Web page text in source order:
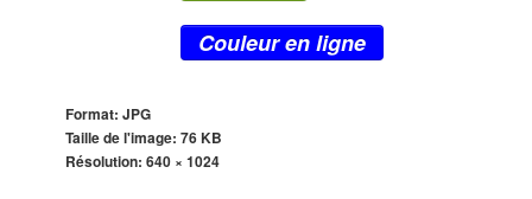
Couleur en ligne
Format: JPG
Taille de l'image: 76 KB
Résolution: 640 × 1024